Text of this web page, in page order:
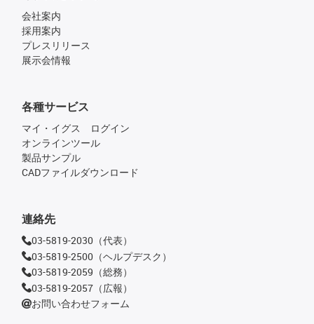
会社案内
採用案内
プレスリリース
展示会情報
各種サービス
マイ・イグス ログイン
オンラインツール
製品サンプル
CADファイルダウンロード
連絡先
03-5819-2030（代表）
03-5819-2500（ヘルプデスク）
03-5819-2059（総務）
03-5819-2057（広報）
お問い合わせフォーム